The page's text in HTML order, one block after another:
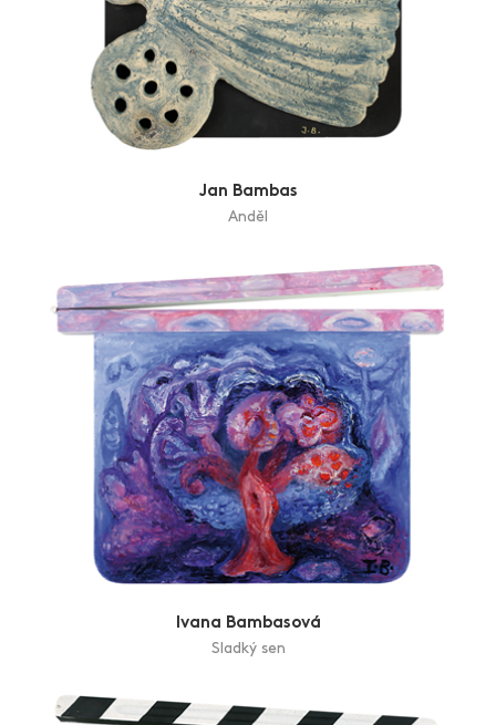
Jan Bambas
Anděl
Ivana Bambasová
Sladký sen